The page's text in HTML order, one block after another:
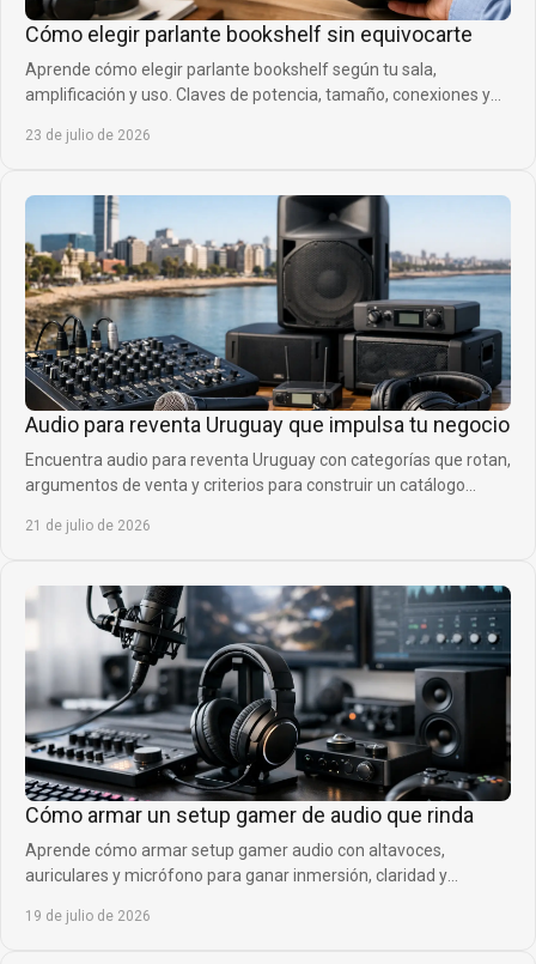
Cómo elegir parlante bookshelf sin equivocarte
Aprende cómo elegir parlante bookshelf según tu sala,
amplificación y uso. Claves de potencia, tamaño, conexiones y
23 de julio de 2026
Audio para reventa Uruguay que impulsa tu negocio
Encuentra audio para reventa Uruguay con categorías que rotan,
argumentos de venta y criterios para construir un catálogo
21 de julio de 2026
Cómo armar un setup gamer de audio que rinda
Aprende cómo armar setup gamer audio con altavoces,
auriculares y micrófono para ganar inmersión, claridad y
19 de julio de 2026